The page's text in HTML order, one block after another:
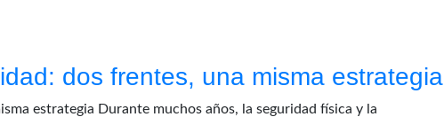
dos frentes, una misma estrategia
estrategia Durante muchos años, la seguridad física y la